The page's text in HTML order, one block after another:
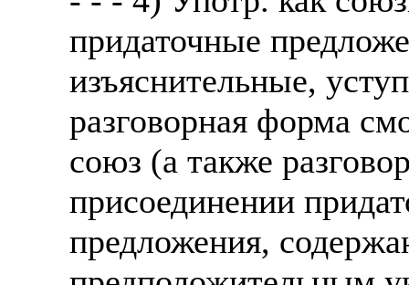
придаточные
изъяснительные,
разговорная форма
союз (а также
присоединении
предложения,